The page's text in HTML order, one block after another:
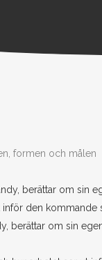
formen och målen
berättar om sin